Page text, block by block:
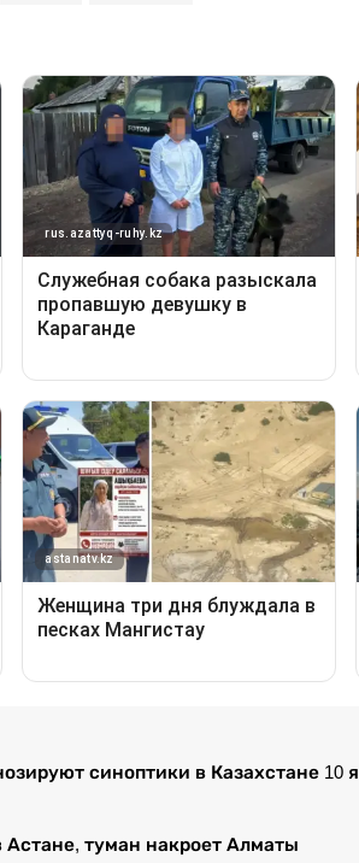
синоптики в Казахстане 10
туман накроет Алматы